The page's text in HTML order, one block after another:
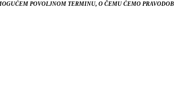
POVOLJNOM TERMINU, O ČEMU ĆEMO